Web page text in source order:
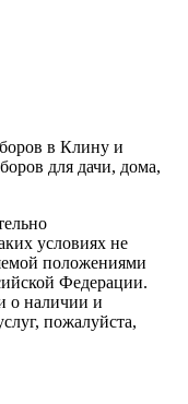
в Клину и
для дачи, дома,
условиях не
положениями
Федерации.
о наличии и
пожалуйста,